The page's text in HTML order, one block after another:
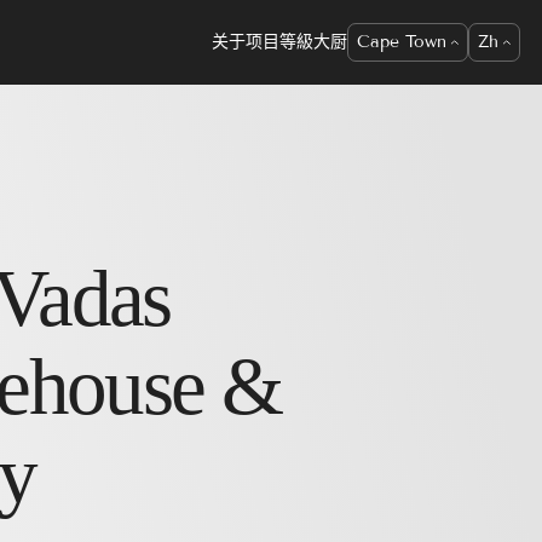
关于项目等級大厨 Cape Town Zh
&